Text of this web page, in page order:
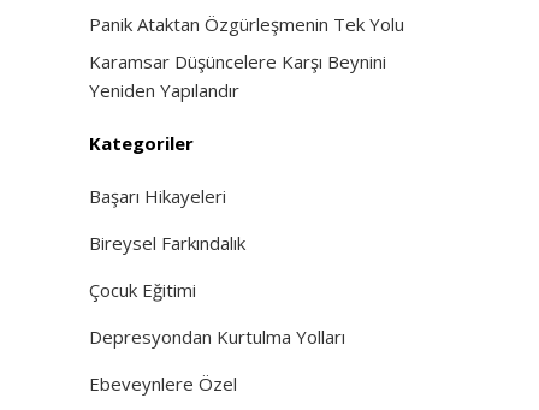
Panik Ataktan Özgürleşmenin Tek Yolu
Karamsar Düşüncelere Karşı Beynini
Yeniden Yapılandır
Kategoriler
Başarı Hikayeleri
Bireysel Farkındalık
Çocuk Eğitimi
Depresyondan Kurtulma Yolları
Ebeveynlere Özel